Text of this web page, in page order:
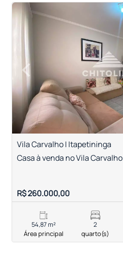
<< <
‹
Previous
Vila Carvalho | Itapetininga
Casa à venda no Vila Carvalho
R$ 260.000,00
54,87 m²
Área principal
2
quarto(s)